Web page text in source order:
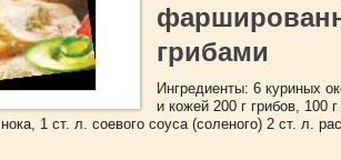
грибами
Ингредиенты: 6 куриных
и кожей 200 г грибов, 100 г
1 ст. л. соевого соуса (соленого) 2 ст. л.